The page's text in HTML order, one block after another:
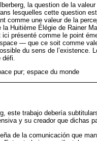
la question de la
lesquelles cette question
comme une valeur de la
Huitième Élégie de Rainer
présenté comme le point
— que ce soit comme
du sens de l’existence.
pur; espace du monde
este trabajo debería
y su creador que dichas
de la comunicación que